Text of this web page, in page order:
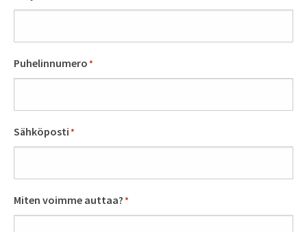
Puhelinnumero*
Sähköposti*
Miten voimme auttaa?*